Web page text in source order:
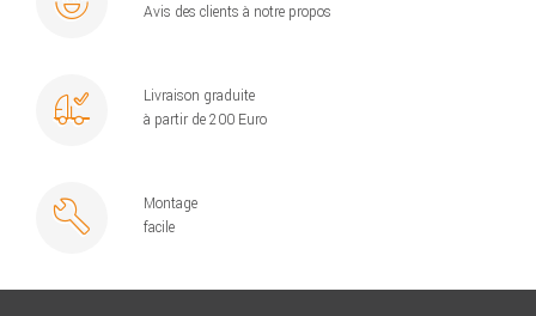
Avis des clients à notre propos
Livraison graduite
à partir de 200 Euro
Montage
facile